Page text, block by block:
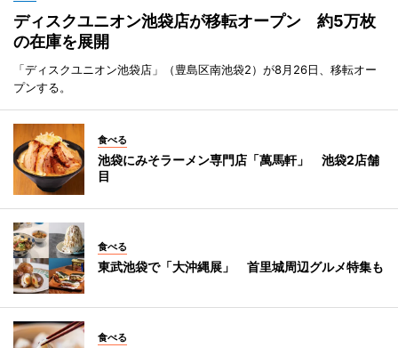
ディスクユニオン池袋店が移転オープン 約5万枚
の在庫を展開
「ディスクユニオン池袋店」（豊島区南池袋2）が8月26日、移転オー
プンする。
食べる
池袋にみそラーメン専門店「萬馬軒」 池袋2店舗
目
食べる
東武池袋で「大沖縄展」 首里城周辺グルメ特集も
食べる